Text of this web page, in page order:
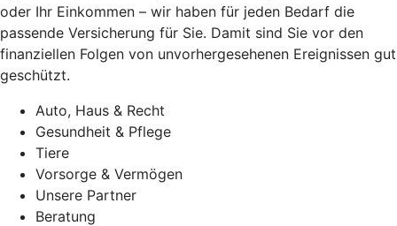
oder Ihr Einkommen – wir haben für jeden Bedarf die
passende Versicherung für Sie. Damit sind Sie vor den
finanziellen Folgen von unvorhergesehenen Ereignissen gut
geschützt.
Auto, Haus & Recht
Gesundheit & Pflege
Tiere
Vorsorge & Vermögen
Unsere Partner
Beratung